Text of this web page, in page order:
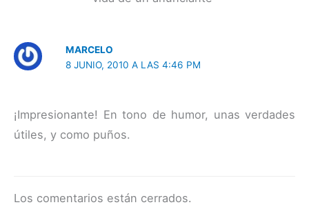
MARCELO
8 JUNIO, 2010 A LAS 4:46 PM
¡Impresionante! En tono de humor, unas verdades
útiles, y como puños.
Los comentarios están cerrados.